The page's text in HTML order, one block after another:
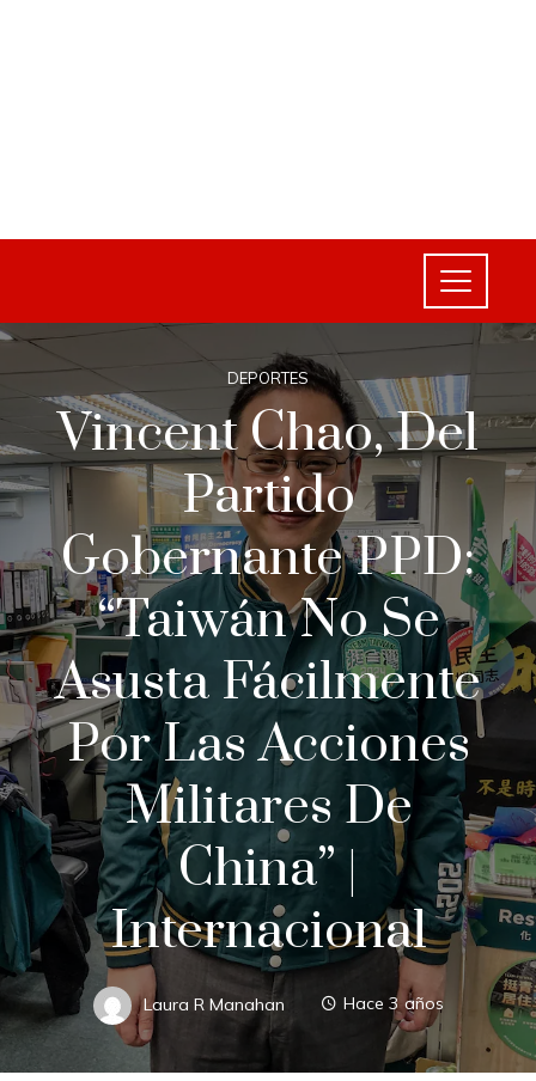
DEPORTES
Vincent Chao, Del
Partido
Gobernante PPD:
“Taiwán No Se
Asusta Fácilmente
Por Las Acciones
Militares De
China” |
Internacional
Laura R Manahan Hace 3 años